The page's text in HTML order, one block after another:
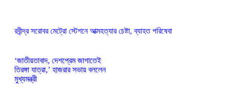
রবীন্দ্র সরোবর মেট্রো স্টেশনে আত্মহত্যার চেষ্টা, ব্যাহত পরিষেবা
‘জাতীয়তাবাদ, দেশপ্রেম জাগাতেই
তিরঙ্গা যাত্রা,’ হাজরার সভায় বললেন
মুখ্যমন্ত্রী